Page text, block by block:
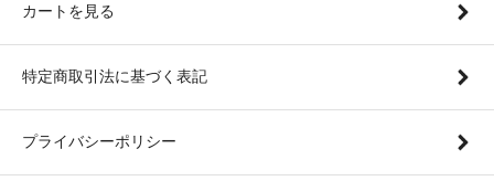
カートを見る
特定商取引法に基づく表記
プライバシーポリシー